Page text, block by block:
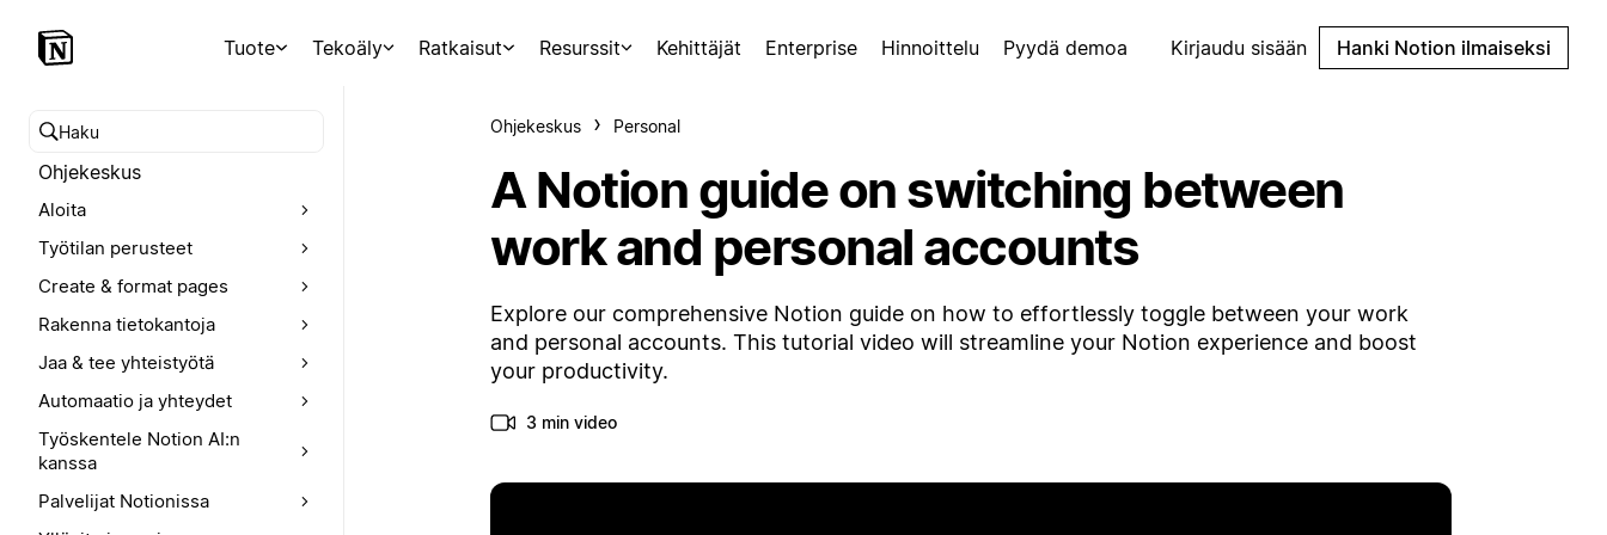
Tuote Tekoäly Ratkaisut Resurssit Kehittäjät Enterprise Hinnoittelu Pyydä demoa Kirjaudu sisään Hanki Notion ilmaiseksi
Hae ohjekeskuksesta
Ohjekeskus
Aloita
Työtilan perusteet
Create & format pages
Rakenna tietokantoja
Jaa & tee yhteistyötä
Automaatio ja yhteydet
Työskentele Notion AI:n
kanssa
Palvelijat Notionissa
Ohjekeskus Personal
A Notion guide on switching between
work and personal accounts
Explore our comprehensive Notion guide on how to effortlessly toggle between your work
and personal accounts. This tutorial video will streamline your Notion experience and boost
your productivity.
3 min video